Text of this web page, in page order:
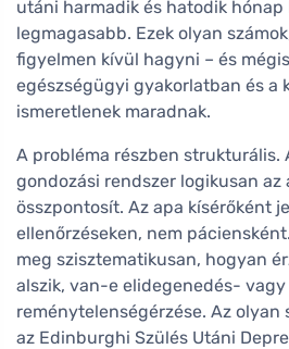
utáni harmadik és hatodik hónap
legmagasabb. Ezek olyan
figyelmen kívül hagyni – és
egészségügyi gyakorlatban és a
ismeretlenek maradnak.
A probléma részben strukturális.
gondozási rendszer logikusan az
összpontosít. Az apa kísérőként
ellenőrzéseken, nem
meg szisztematikusan, hogyan
alszik, van-e elidegenedés- vagy
reménytelenségérzése. Az olyan
az Edinburghi Szülés Utáni